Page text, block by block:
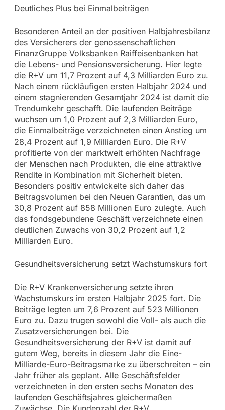
Deutliches Plus bei Einmalbeiträgen
Besonderen Anteil an der positiven Halbjahresbilanz
des Versicherers der genossenschaftlichen
FinanzGruppe Volksbanken Raiffeisenbanken hat
die Lebens- und Pensionsversicherung. Hier legte
die R+V um 11,7 Prozent auf 4,3 Milliarden Euro zu.
Nach einem rückläufigen ersten Halbjahr 2024 und
einem stagnierenden Gesamtjahr 2024 ist damit die
Trendumkehr geschafft. Die laufenden Beiträge
wuchsen um 1,0 Prozent auf 2,3 Milliarden Euro,
die Einmalbeiträge verzeichneten einen Anstieg um
28,4 Prozent auf 1,9 Milliarden Euro. Die R+V
profitierte von der marktweit erhöhten Nachfrage
der Menschen nach Produkten, die eine attraktive
Rendite in Kombination mit Sicherheit bieten.
Besonders positiv entwickelte sich daher das
Beitragsvolumen bei den Neuen Garantien, das um
30,8 Prozent auf 858 Millionen Euro zulegte. Auch
das fondsgebundene Geschäft verzeichnete einen
deutlichen Zuwachs von 30,2 Prozent auf 1,2
Milliarden Euro.
Gesundheitsversicherung setzt Wachstumskurs fort
Die R+V Krankenversicherung setzte ihren
Wachstumskurs im ersten Halbjahr 2025 fort. Die
Beiträge legten um 7,6 Prozent auf 523 Millionen
Euro zu. Dazu trugen sowohl die Voll- als auch die
Zusatzversicherungen bei. Die
Gesundheitsversicherung der R+V ist damit auf
gutem Weg, bereits in diesem Jahr die Eine-
Milliarde-Euro-Beitragsmarke zu überschreiten – ein
Jahr früher als geplant. Alle Geschäftsfelder
verzeichneten in den ersten sechs Monaten des
laufenden Geschäftsjahres gleichermaßen